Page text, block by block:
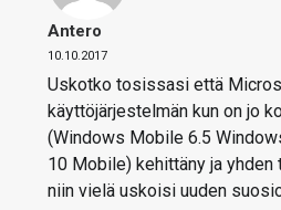
Antero
10.10.2017
Uskotko tosissasi että
käyttöjärjestelmän kun on jo
(Windows Mobile 6.5
10 Mobile) kehittäny ja yhden
niin vielä uskoisi uuden